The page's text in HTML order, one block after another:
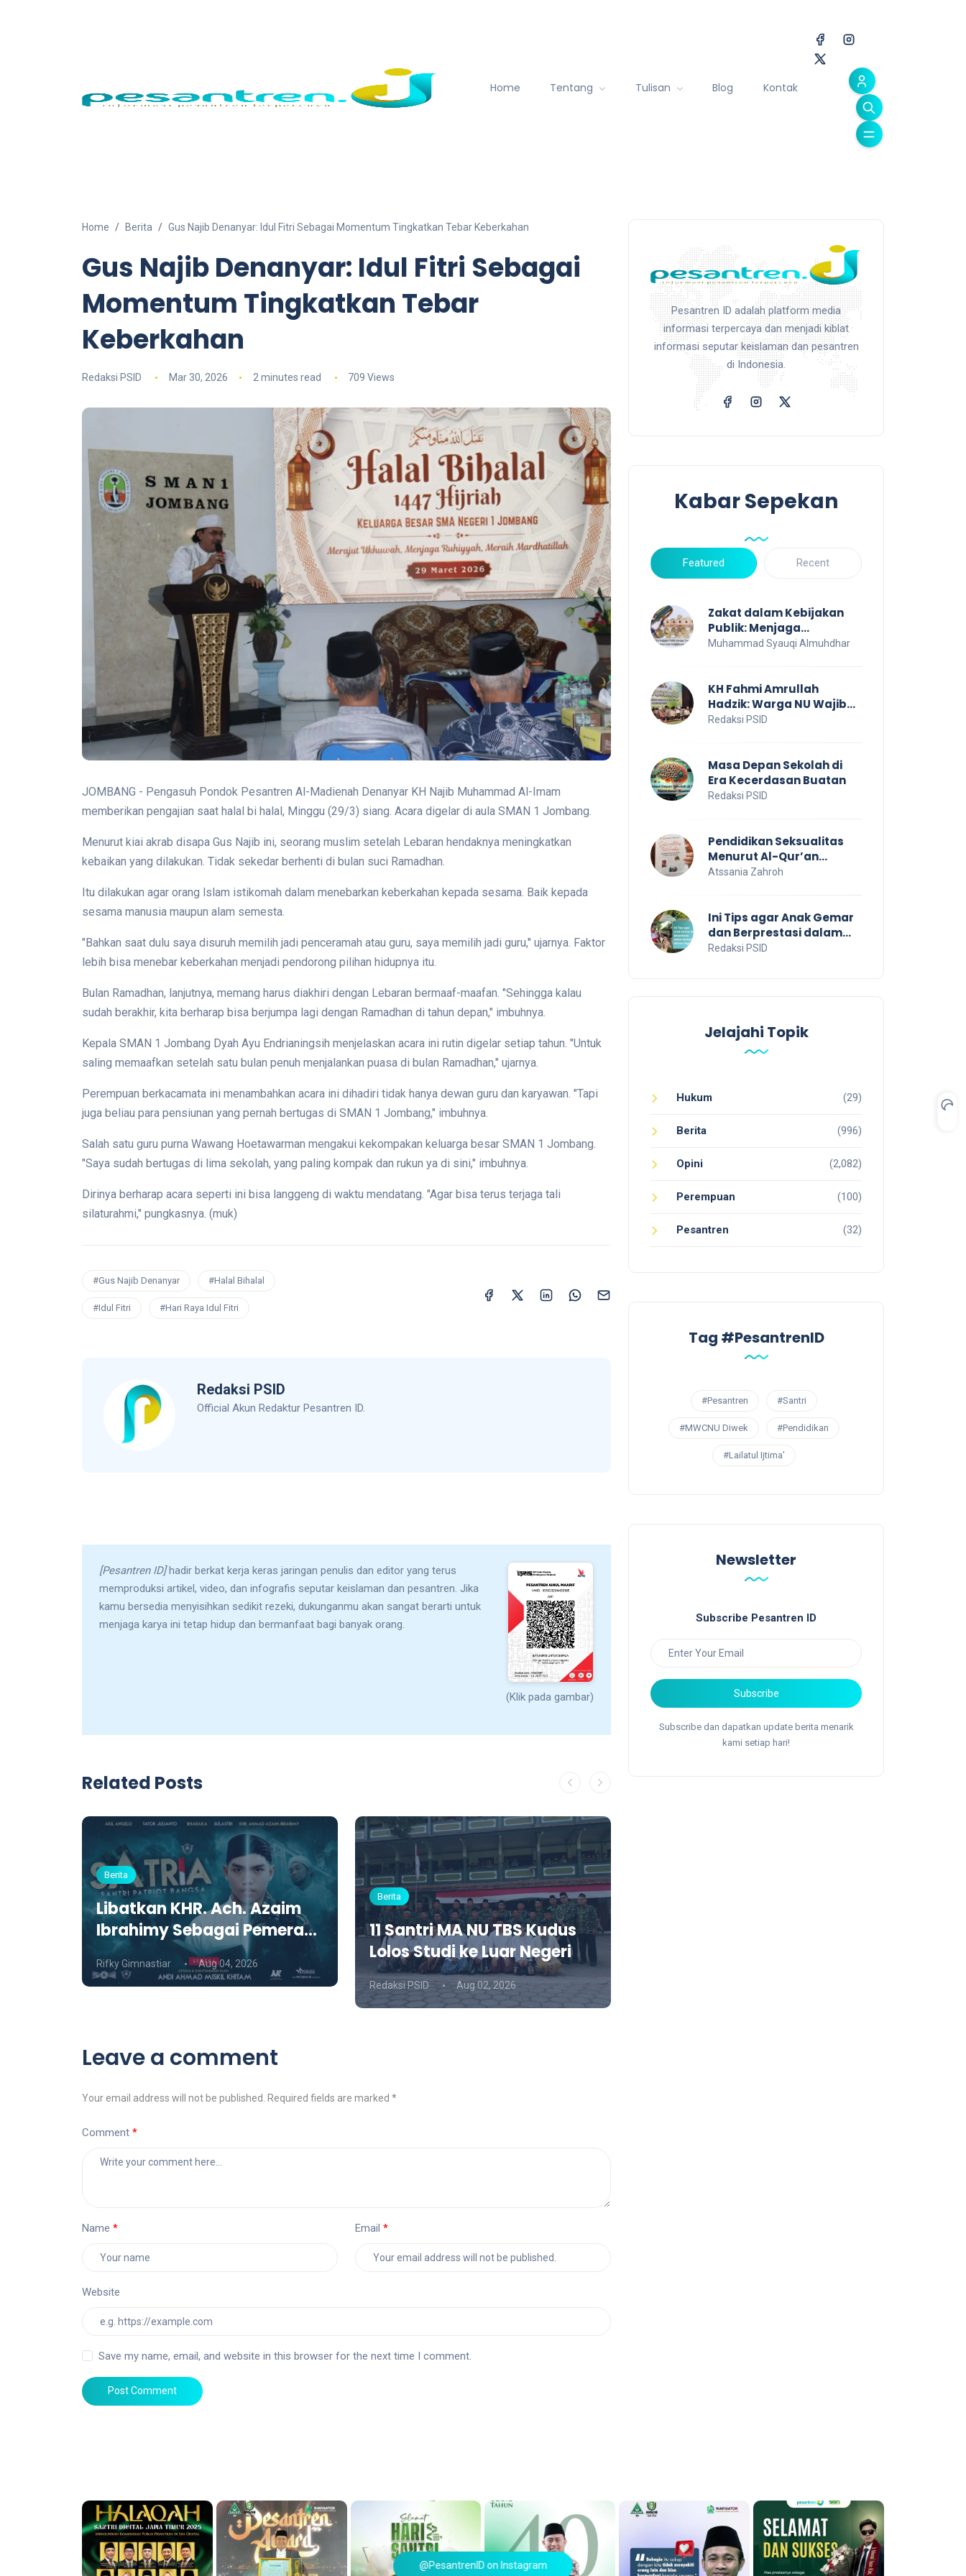
Home Tentang Tulisan Blog Kontak
Home Berita Gus Najib Denanyar: Idul Fitri Sebagai Momentum Tingkatkan Tebar Keberkahan
Gus Najib Denanyar: Idul Fitri Sebagai
Momentum Tingkatkan Tebar
Keberkahan
Redaksi PSID Mar 30, 2026 2 minutes read 709 Views
JOMBANG - Pengasuh Pondok Pesantren Al-Madienah Denanyar KH Najib Muhammad Al-Imam
memberikan pengajian saat halal bi halal, Minggu (29/3) siang. Acara digelar di aula SMAN 1 Jombang.
Menurut kiai akrab disapa Gus Najib ini, seorang muslim setelah Lebaran hendaknya meningkatkan
kebaikan yang dilakukan. Tidak sekedar berhenti di bulan suci Ramadhan.
Itu dilakukan agar orang lslam istikomah dalam menebarkan keberkahan kepada sesama. Baik kepada
sesama manusia maupun alam semesta.
"Bahkan saat dulu saya disuruh memilih jadi penceramah atau guru, saya memilih jadi guru," ujarnya. Faktor
lebih bisa menebar keberkahan menjadi pendorong pilihan hidupnya itu.
Bulan Ramadhan, lanjutnya, memang harus diakhiri dengan Lebaran bermaaf-maafan. "Sehingga kalau
sudah berakhir, kita berharap bisa berjumpa lagi dengan Ramadhan di tahun depan," imbuhnya.
Kepala SMAN 1 Jombang Dyah Ayu Endrianingsih menjelaskan acara ini rutin digelar setiap tahun. "Untuk
saling memaafkan setelah satu bulan penuh menjalankan puasa di bulan Ramadhan," ujarnya.
Perempuan berkacamata ini menambahkan acara ini dihadiri tidak hanya dewan guru dan karyawan. "Tapi
juga beliau para pensiunan yang pernah bertugas di SMAN 1 Jombang," imbuhnya.
Salah satu guru purna Wawang Hoetawarman mengakui kekompakan keluarga besar SMAN 1 Jombang.
"Saya sudah bertugas di lima sekolah, yang paling kompak dan rukun ya di sini," imbuhnya.
Dirinya berharap acara seperti ini bisa langgeng di waktu mendatang. "Agar bisa terus terjaga tali
silaturahmi," pungkasnya. (muk)
#Gus Najib Denanyar #Halal Bihalal
#Idul Fitri #Hari Raya Idul Fitri
Redaksi PSID
Official Akun Redaktur Pesantren ID.
[Pesantren ID]hadir berkat kerja keras jaringan penulis dan editor yang terus
memproduksi artikel, video, dan infografis seputar keislaman dan pesantren. Jika
kamu bersedia menyisihkan sedikit rezeki, dukunganmu akan sangat berarti untuk
menjaga karya ini tetap hidup dan bermanfaat bagi banyak orang.
(Klik pada gambar)
Related Posts
Berita
Libatkan KHR. Ach. Azaim
Ibrahimy Sebagai Pemeran,
Film SATRIA Siap Tayang di
KCM Roxy
Rifky Gimnastiar Aug 04, 2026
Berita
11 Santri MA NU TBS Kudus
Lolos Studi ke Luar Negeri
Redaksi PSID Aug 02, 2026
Leave a comment
Your email address will not be published. Required fields are marked *
Comment
Name Email
Website
Save my name, email, and website in this browser for the next time I comment.
Post Comment
Pesantren ID adalah platform media
informasi terpercaya dan menjadi kiblat
informasi seputar keislaman dan pesantren
di Indonesia.
Kabar Sepekan
Featured Recent
Zakat dalam Kebijakan
Publik: Menjaga
Transparansi dan Efisiensi
Muhammad Syauqi Almuhdhar
KH Fahmi Amrullah
Hadzik: Warga NU Wajib
Jaga NKRI
Redaksi PSID
Masa Depan Sekolah di
Era Kecerdasan Buatan
Redaksi PSID
Pendidikan Seksualitas
Menurut Al-Qur’an
Sebagai Pendidikan
Atssania Zahroh
Ini Tips agar Anak Gemar
dan Berprestasi dalam
Kompetisi Bahasa Inggris
Redaksi PSID
Jelajahi Topik
Hukum (29)
Berita (996)
Opini (2,082)
Perempuan (100)
Pesantren (32)
Tag #PesantrenID
#Pesantren #Santri
#MWCNU Diwek #Pendidikan
#Lailatul Ijtima'
Newsletter
Subscribe Pesantren ID
Subscribe
Subscribe dan dapatkan update berita menarik
kami setiap hari!
@PesantrenID on Instagram